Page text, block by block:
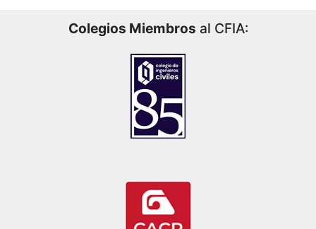
Colegios Miembros al CFIA: